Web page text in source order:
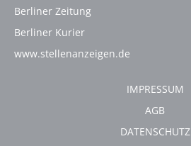
Berliner Zeitung
Berliner Kurier
www.stellenanzeigen.de
IMPRESSUM
AGB
DATENSCHUTZ